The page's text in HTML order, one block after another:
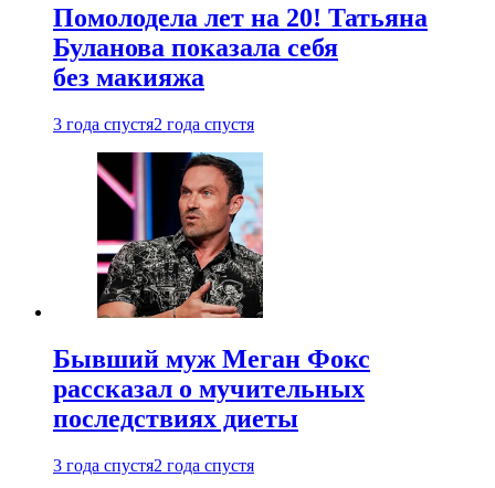
Помолодела лет на 20! Татьяна
Буланова показала себя
без макияжа
3 года спустя2 года спустя
Бывший муж Меган Фокс
рассказал о мучительных
последствиях диеты
3 года спустя2 года спустя